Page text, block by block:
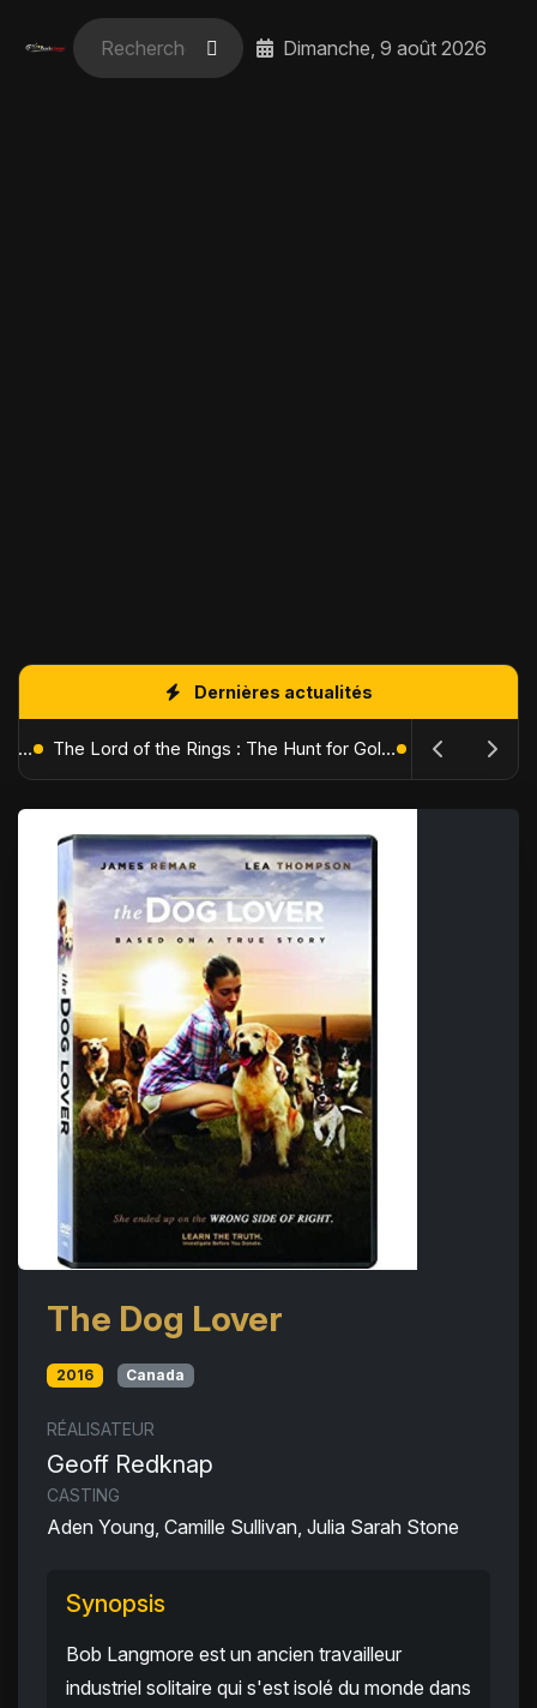
Dimanche, 9 août 2026
Dernières actualités
The Batman : Part II – Robert Pattinson replonge dans les ténèbres de Gotham dès octobre 2027 The Lord of the Rings : The Hunt for Gollum – Peter Jackson replonge dans la Terre du Milieu en 2027
The Dog Lover
2016 Canada
RÉALISATEUR
Geoff Redknap
CASTING
Aden Young, Camille Sullivan, Julia Sarah Stone
Synopsis
Bob Langmore est un ancien travailleur
industriel solitaire qui s'est isolé du monde dans